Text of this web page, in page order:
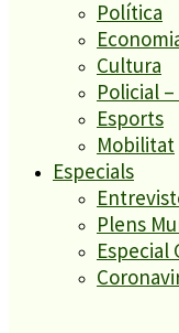
Política
Cultura
Policial
Esports
Mobilitat
Especials
Plens
Especial
per orinar al carrer.
Diari Girona
A partir
els